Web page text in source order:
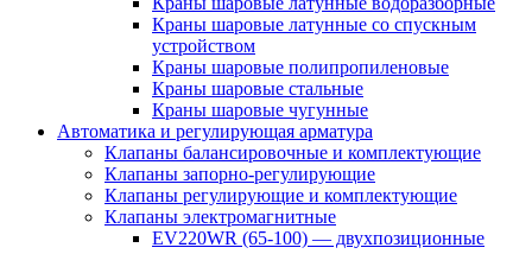
Краны шаровые латунные со спускным
устройством
Краны шаровые полипропиленовые
Краны шаровые стальные
Краны шаровые чугунные
Автоматика и регулирующая арматура
Клапаны балансировочные и комплектующие
Клапаны запорно-регулирующие
Клапаны регулирующие и комплектующие
Клапаны электромагнитные
EV220WR (65-100) — двухпозиционные